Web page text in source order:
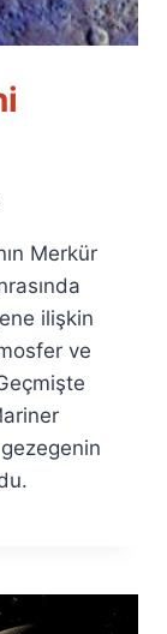
Merkür
ilişkin
ve